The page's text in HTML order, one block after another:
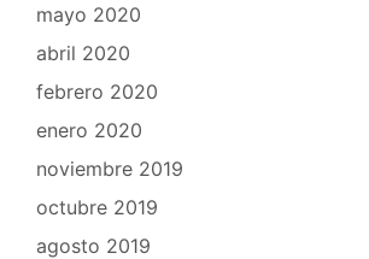
mayo 2020
abril 2020
febrero 2020
enero 2020
noviembre 2019
octubre 2019
agosto 2019